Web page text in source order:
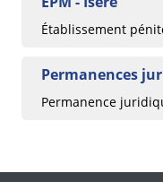
Établissement
Permanences
Permanence